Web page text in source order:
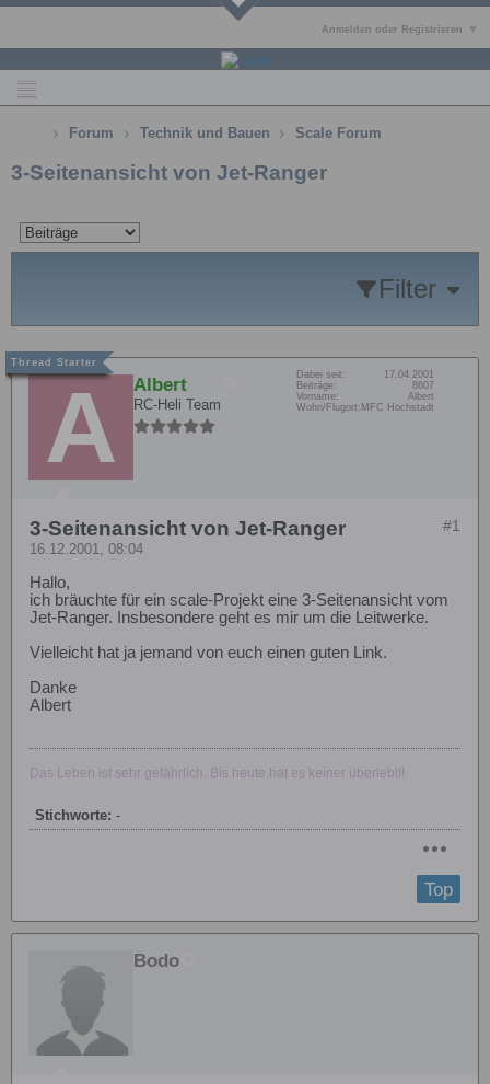
Anmelden oder Registrieren
Forum Technik und Bauen Scale Forum
3-Seitenansicht von Jet-Ranger
Filter
Albert
RC-Heli Team
Dabei seit:
17.04.2001
Beiträge:
8607
Vorname:
Albert
Wohn/Flugort: MFC Hochstadt
#1
3-Seitenansicht von Jet-Ranger
16.12.2001, 08:04
Hallo,
ich bräuchte für ein scale-Projekt eine 3-Seitenansicht vom
Jet-Ranger. Insbesondere geht es mir um die Leitwerke.
Vielleicht hat ja jemand von euch einen guten Link.
Danke
Albert
Das Leben ist sehr gefährlich. Bis heute hat es keiner überlebt!!
Stichworte: -
Top
Bodo